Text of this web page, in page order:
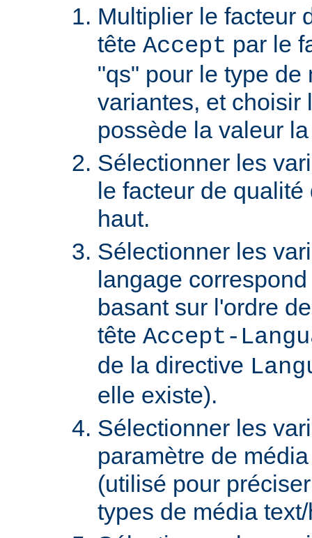
Multiplier le facteur
tête Accept par le
"qs" pour le type de
variantes, et choisir
possède la valeur
Sélectionner les
le facteur de
haut.
Sélectionner les
langage
basant sur l'ordre
tête Accept-
de la directive
elle existe).
Sélectionner les
paramètre de
(utilisé pour
types de média